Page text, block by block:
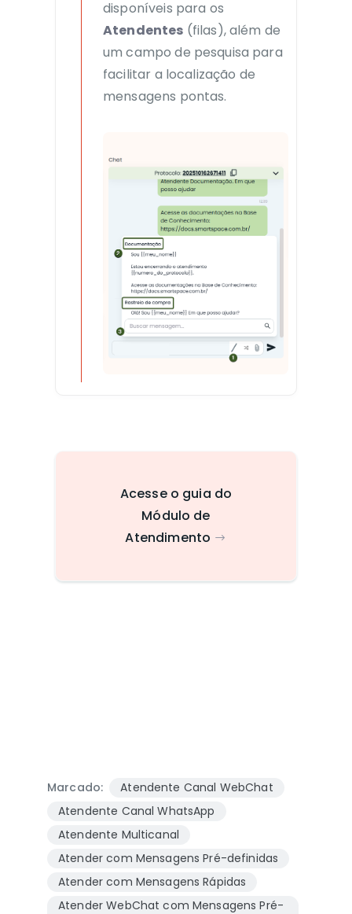
disponíveis para os
Atendentes (filas), além de
um campo de pesquisa para
facilitar a localização de
mensagens pontas.
Acesse o guia do
Módulo de
Atendimento
Marcado:
Atendente Canal WebChat
Atendente Canal WhatsApp
Atendente Multicanal
Atender com Mensagens Pré-definidas
Atender com Mensagens Rápidas
Atender WebChat com Mensagens Pré-